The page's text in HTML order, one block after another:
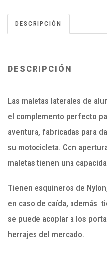
DESCRIPCIÓN
DESCRIPCIÓN
Las maletas laterales de
el complemento perfecto
aventura, fabricadas para
su motocicleta. Con
maletas tienen una
Tienen esquineros de
en caso de caída, además
se puede acoplar a los
herrajes del mercado.